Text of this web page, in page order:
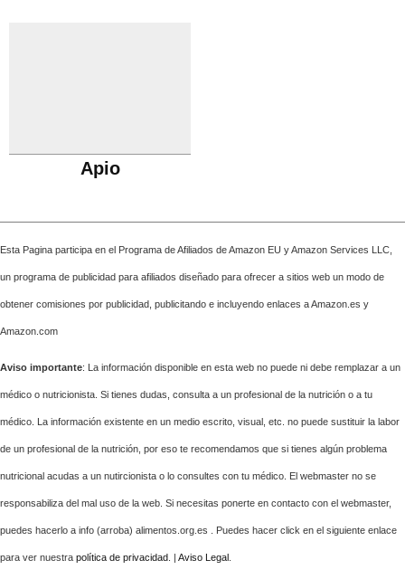
Apio
Esta Pagina participa en el Programa de Afiliados de Amazon EU y Amazon Services LLC,
un programa de publicidad para afiliados diseñado para ofrecer a sitios web un modo de
obtener comisiones por publicidad, publicitando e incluyendo enlaces a Amazon.es y
Amazon.com
Aviso importante: La información disponible en esta web no puede ni debe remplazar a un
médico o nutricionista. Si tienes dudas, consulta a un profesional de la nutrición o a tu
médico. La información existente en un medio escrito, visual, etc. no puede sustituir la labor
de un profesional de la nutrición, por eso te recomendamos que si tienes algún problema
nutricional acudas a un nutircionista o lo consultes con tu médico. El webmaster no se
responsabiliza del mal uso de la web. Si necesitas ponerte en contacto con el webmaster,
puedes hacerlo a info (arroba) alimentos.org.es . Puedes hacer click en el siguiente enlace
para ver nuestra política de privacidad . | Aviso Legal